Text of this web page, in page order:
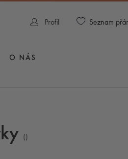
Profil Seznam
O NÁS
()